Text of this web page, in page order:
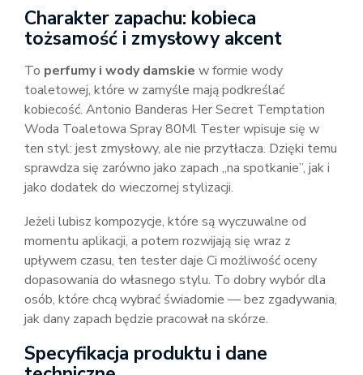
Charakter zapachu: kobieca
tożsamość i zmysłowy akcent
To perfumy i wody damskie w formie wody
toaletowej, które w zamyśle mają podkreślać
kobiecość. Antonio Banderas Her Secret Temptation
Woda Toaletowa Spray 80Ml Tester wpisuje się w
ten styl: jest zmysłowy, ale nie przytłacza. Dzięki temu
sprawdza się zarówno jako zapach „na spotkanie”, jak i
jako dodatek do wieczornej stylizacji.
Jeżeli lubisz kompozycje, które są wyczuwalne od
momentu aplikacji, a potem rozwijają się wraz z
upływem czasu, ten tester daje Ci możliwość oceny
dopasowania do własnego stylu. To dobry wybór dla
osób, które chcą wybrać świadomie — bez zgadywania,
jak dany zapach będzie pracował na skórze.
Specyfikacja produktu i dane